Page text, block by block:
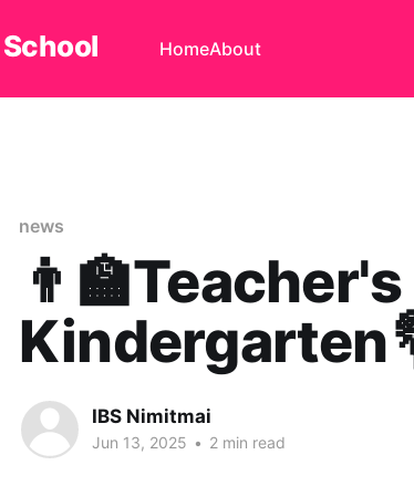
HomeAbout
news
IBS Nimitmai
Jun 13, 2025 • 2 min read